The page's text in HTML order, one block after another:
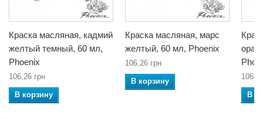
Краска масляная, кадмий
желтый темный, 60 мл,
Phoenix
106,26 грн
В корзину
Краска масляная, марс
желтый, 60 мл, Phoenix
106,26 грн
В корзину
В